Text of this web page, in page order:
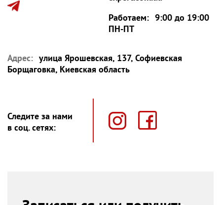
Работаем: 9:00 до 19:00
ПН-ПТ
Адрес: улица Ярошевская, 137, Софиевская
Борщаговка, Киевская область
Следите за нами
в соц. сетях: